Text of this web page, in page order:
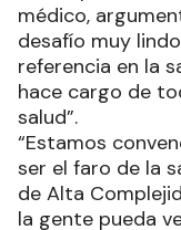
médico,
desafío muy
referencia en la
hace cargo de
salud”.
“Estamos
ser el faro de la
de Alta
la gente pueda